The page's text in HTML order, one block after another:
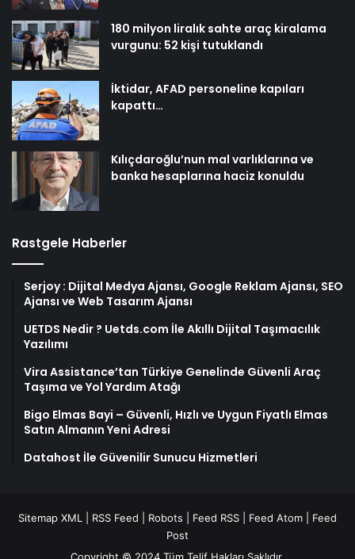
180 milyon liralık sahte araç kiralama
vurgunu: 52 kişi tutuklandı
İktidar, AFAD personeline kapıları
kapattı…
Kılıçdaroğlu’nun mal varlıklarına ve
banka hesaplarına haciz konuldu
Rastgele Haberler
Serjoy : Dijital Medya Ajansı, Google Reklam Ajansı, SEO
Ajansı ve Web Tasarım Ajansı
UETDS Nedir ? Uetds.com İle Akıllı Dijital Taşımacılık
Yazılımı
Vira Assistance’tan Türkiye Genelinde Güvenli Araç
Taşıma ve Yol Yardım Atağı
Bigo Elmas Bayi – Güvenli, Hızlı ve Uygun Fiyatlı Elmas
Satın Almanın Yeni Adresi
Datahost İle Güvenilir Sunucu Hizmetleri
Sitemap XML RSS Feed Robots Feed RSS Feed Atom
Feed
Post